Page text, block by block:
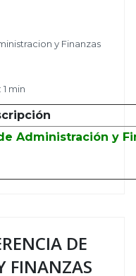
y Finanzas
min
Administración y
DE
FINANZAS